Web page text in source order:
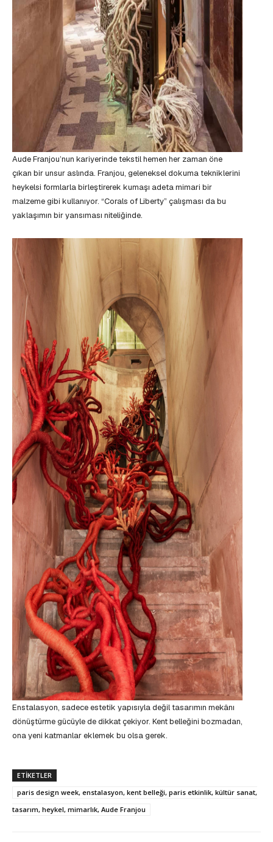
Aude Franjou’nun kariyerinde tekstil hemen her zaman öne
çıkan bir unsur aslında. Franjou, geleneksel dokuma tekniklerini
heykelsi formlarla birleştirerek kumaşı adeta mimari bir
malzeme gibi kullanıyor. “Corals of Liberty” çalışması da bu
yaklaşımın bir yansıması niteliğinde.
Enstalasyon, sadece estetik yapısıyla değil tasarımın mekânı
dönüştürme gücüyle de dikkat çekiyor. Kent belleğini bozmadan,
ona yeni katmanlar eklemek bu olsa gerek.
ETIKETLER
paris design week, enstalasyon, kent belleği, paris etkinlik, kültür sanat,
tasarım, heykel, mimarlık, Aude Franjou